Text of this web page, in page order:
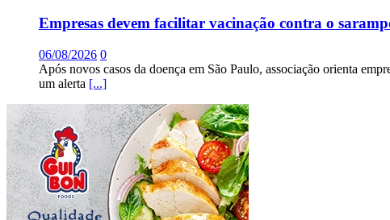
Empresas devem facilitar vacinação contra o
06/08/2026 0
Após novos casos da doença em São Paulo, associação orienta
um alerta [...]